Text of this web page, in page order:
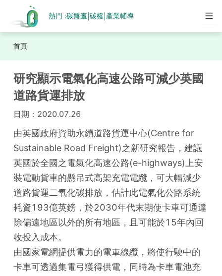
熱門 :碳盤查 碳權| 產業輔導
首頁
研究顯示電氣化高速公路可減少英國
道路貨運排放
日期： 2020.07.26
由英國政府資助永續道路貨運中心(Centre for
Sustainable Road Freight)之新研究報告，建議
英國於全國之電氣化高速公路(e-highways)上安
裝電動貨車的懸吊式高架充電電纜，可大幅減少
道路貨運二氧化碳排放，估計此電氣化公路系統
耗資193億英鎊，於2030年代末期使卡車可通達
除偏遠地區以外的所有地區，且可能於15年內回
收投入成本。
由國家電網提供電力的電車線纜，將使行駛中的
卡車可透過集電弓獲得供電，同時為卡車電池充